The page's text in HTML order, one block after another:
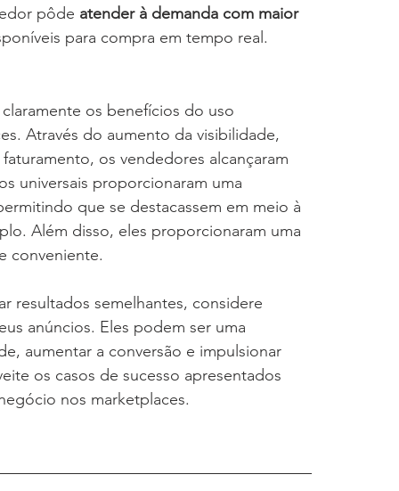
pôde atender à demanda com maior
para compra em tempo real.
os benefícios do uso
Através do aumento da visibilidade,
os vendedores alcançaram
universais proporcionaram uma
que se destacassem em meio à
Além disso, eles proporcionaram uma
conveniente.
resultados semelhantes, considere
anúncios. Eles podem ser uma
aumentar a conversão e impulsionar
os casos de sucesso apresentados
nos marketplaces.